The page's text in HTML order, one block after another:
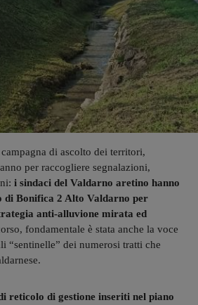
di ascolto dei territori,
per raccogliere segnalazioni,
i sindaci del Valdarno aretino hanno
di Bonifica 2 Alto Valdarno per
anti-alluvione mirata ed
fondamentale è stata anche la voce
“sentinelle” dei numerosi tratti che
reticolo di gestione inseriti nel piano